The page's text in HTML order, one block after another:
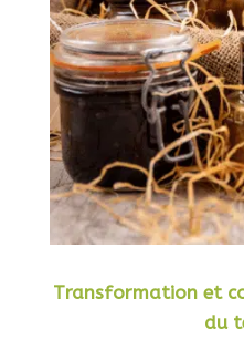
Transformation et
du